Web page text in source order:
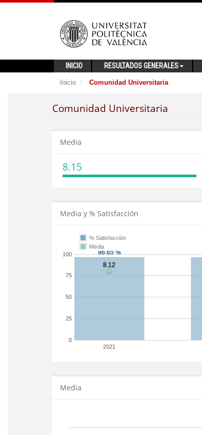
INICIO RESULTADOS GENERALES
Inicio Comunidad Universitaria
Comunidad Universitaria
Media
8.15
Media y % Satisfacción
2021
0
25
50
75
100
% Satisfacción
Media
Media